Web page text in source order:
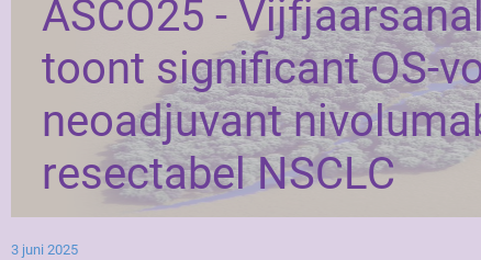
ASCO25 -
toont significant OS-
neoadjuvant
resectabel NSCLC
3 juni 2025